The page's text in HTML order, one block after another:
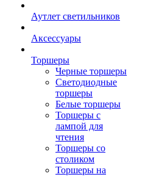
Аутлет светильников
Аксессуары
Торшеры
Черные торшеры
Светодиодные
торшеры
Белые торшеры
Торшеры с
лампой для
чтения
Торшеры со
столиком
Торшеры на